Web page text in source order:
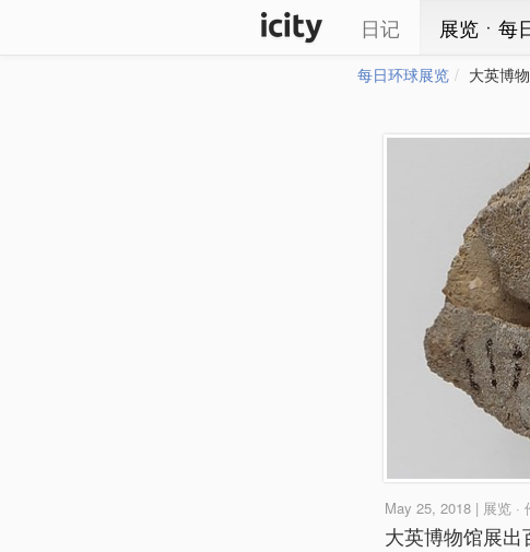
日记 展览ㆍ每
每日环球展览 大英博
May 25, 2018 | 展览 ·
大英博物馆展